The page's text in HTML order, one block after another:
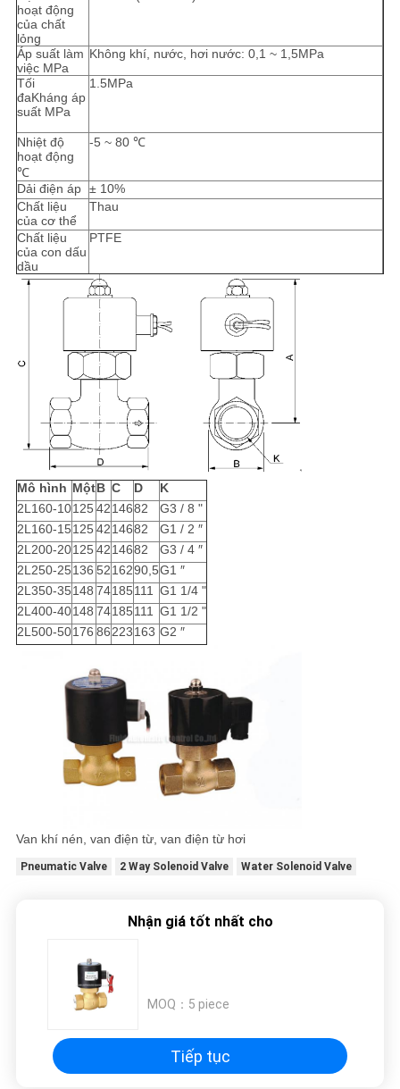
hoạt động
của chất
lỏng
Áp suất làm
việc MPa
Không khí, nước, hơi nước: 0,1 ~ 1,5MPa
Tối
đaKháng áp
suất MPa
1.5MPa
Nhiệt độ
hoạt động
℃
-5 ~ 80 ℃
Dải điện áp ± 10%
Chất liệu
của cơ thể
Thau
Chất liệu
của con dấu
dầu
PTFE
Mô hình MộtB C D
K
2L160-10125 4214682
G3 / 8 "
2L160-15125 4214682
G1 / 2 ″
2L200-20125 4214682
G3 / 4 ″
2L250-25136 5216290,5G1 ″
2L350-35148 74185111
G1 1/4 "
2L400-40148 74185111
G1 1/2 "
2L500-50176 86223163 G2 ″
Van khí nén, van điện từ, van điện từ hơi
Pneumatic Valve 2 Way Solenoid Valve Water Solenoid Valve
Nhận giá tốt nhất cho
MOQ： 5 piece
Tiếp tục